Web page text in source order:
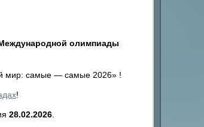
олимпиады
мир: самые — самые 2026» !
!
28.02.2026